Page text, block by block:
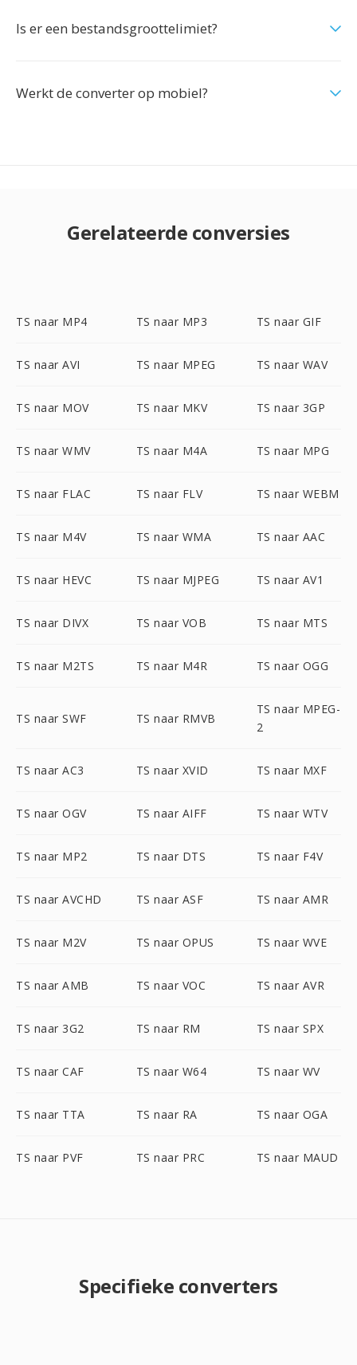
Is er een bestandsgroottelimiet?
Werkt de converter op mobiel?
Gerelateerde conversies
TS naar MP4 TS naar MP3 TS naar GIF
TS naar AVI TS naar MPEG TS naar WAV
TS naar MOV TS naar MKV TS naar 3GP
TS naar WMV TS naar M4A TS naar MPG
TS naar FLAC TS naar FLV TS naar WEBM
TS naar M4V TS naar WMA TS naar AAC
TS naar HEVC TS naar MJPEG TS naar AV1
TS naar DIVX TS naar VOB TS naar MTS
TS naar M2TS TS naar M4R TS naar OGG
TS naar SWF TS naar RMVB
TS naar MPEG-
2
TS naar AC3 TS naar XVID TS naar MXF
TS naar OGV TS naar AIFF TS naar WTV
TS naar MP2 TS naar DTS TS naar F4V
TS naar AVCHD TS naar ASF TS naar AMR
TS naar M2V TS naar OPUS TS naar WVE
TS naar AMB TS naar VOC TS naar AVR
TS naar 3G2 TS naar RM TS naar SPX
TS naar CAF TS naar W64 TS naar WV
TS naar TTA TS naar RA TS naar OGA
TS naar PVF TS naar PRC TS naar MAUD
Specifieke converters